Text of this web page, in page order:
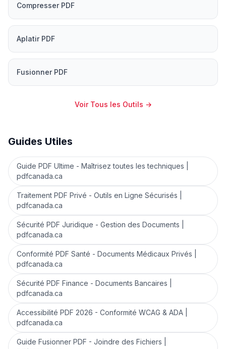
Compresser PDF
Aplatir PDF
Fusionner PDF
Voir Tous les Outils →
Guides Utiles
Guide PDF Ultime - Maîtrisez toutes les techniques |
pdfcanada.ca
Traitement PDF Privé - Outils en Ligne Sécurisés |
pdfcanada.ca
Sécurité PDF Juridique - Gestion des Documents |
pdfcanada.ca
Conformité PDF Santé - Documents Médicaux Privés |
pdfcanada.ca
Sécurité PDF Finance - Documents Bancaires |
pdfcanada.ca
Accessibilité PDF 2026 - Conformité WCAG & ADA |
pdfcanada.ca
Guide Fusionner PDF - Joindre des Fichiers |